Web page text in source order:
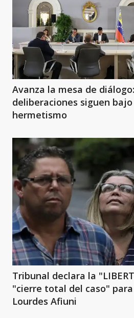
Avanza la mesa de
deliberaciones siguen bajo fuerte
hermetismo
Tribunal declara la
"cierre total del caso"
Lourdes Afiuni